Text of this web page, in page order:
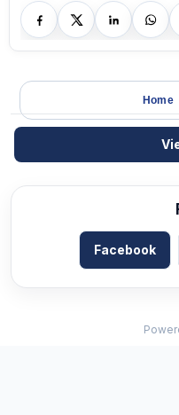
Home
Facebook